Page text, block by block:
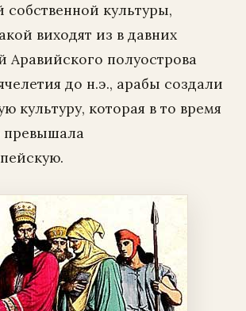
собственной культуры,
виходят из в давних
Аравийского полуострова
до н.э., арабы создали
культуру, которая в то время
превышала